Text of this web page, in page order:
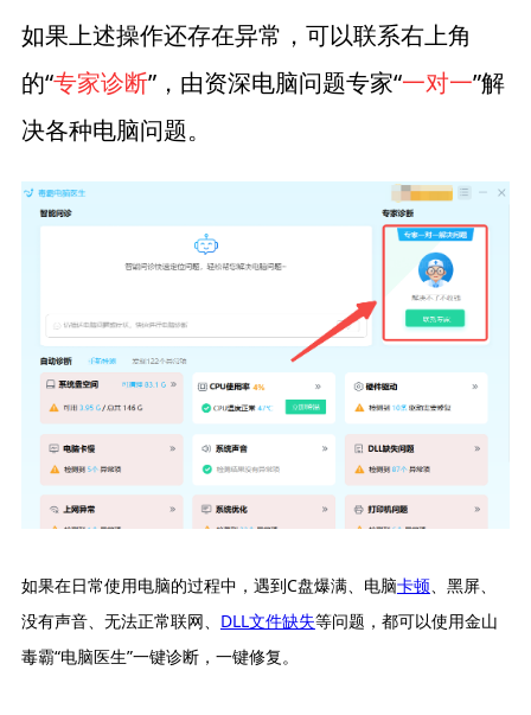
如果上述操作还存在异常，可以联系右上角
的“专家诊断”，由资深电脑问题专家“一对一”解
决各种电脑问题。
如果在日常使用电脑的过程中，遇到C盘爆满、电脑卡顿、黑屏、
没有声音、无法正常联网、 DLL文件缺失等问题，都可以使用金山
毒霸“电脑医生”一键诊断，一键修复。